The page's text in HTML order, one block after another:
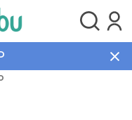
i bambini ad